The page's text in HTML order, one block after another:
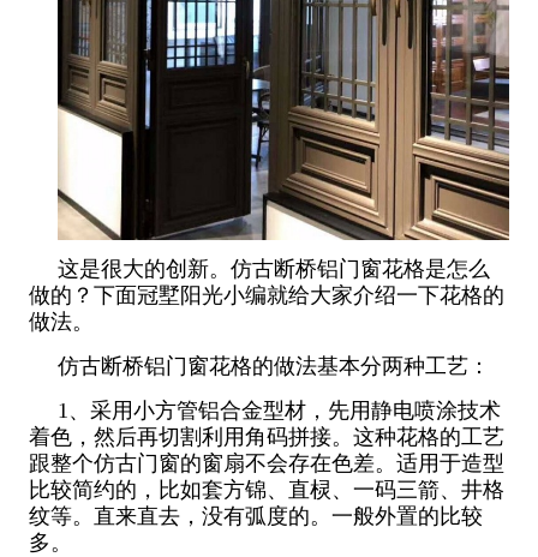
这是很大的创新。仿古断桥铝门窗花格是怎么
做的？下面冠墅阳光小编就给大家介绍一下花格的
做法。
仿古断桥铝门窗花格的做法基本分两种工艺：
1、采用小方管铝合金型材，先用静电喷涂技术
着色，然后再切割利用角码拼接。这种花格的工艺
跟整个仿古门窗的窗扇不会存在色差。适用于造型
比较简约的，比如套方锦、直棂、一码三箭、井格
纹等。直来直去，没有弧度的。一般外置的比较
多。